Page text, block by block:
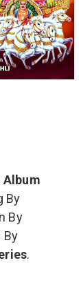
Album
By
By
By
.